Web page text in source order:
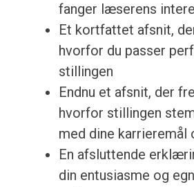
fanger læserens
Et kortfattet afsnit,
hvorfor du passer
stillingen
Endnu et afsnit, der
hvorfor stillingen
med dine karrieremål
En afsluttende
din entusiasme og